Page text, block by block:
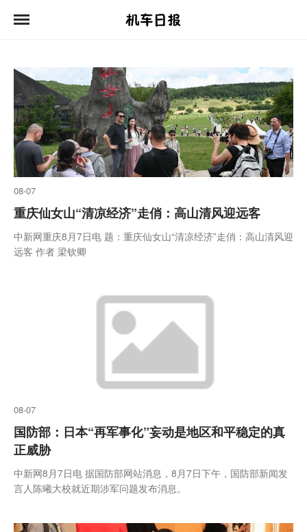
08-07
重庆仙女山“清凉经济”走俏：高山清风迎远客
中新网重庆8月7日电 题：重庆仙女山“清凉经济”走俏：高山清风迎
远客 作者 梁钦卿
08-07
国防部：日本“再军事化”妄动是地区和平稳定的真
正威胁
中新网8月7日电 据国防部网站消息，8月7日下午，国防部新闻发
言人陈曦大校就近期涉军问题发布消息。